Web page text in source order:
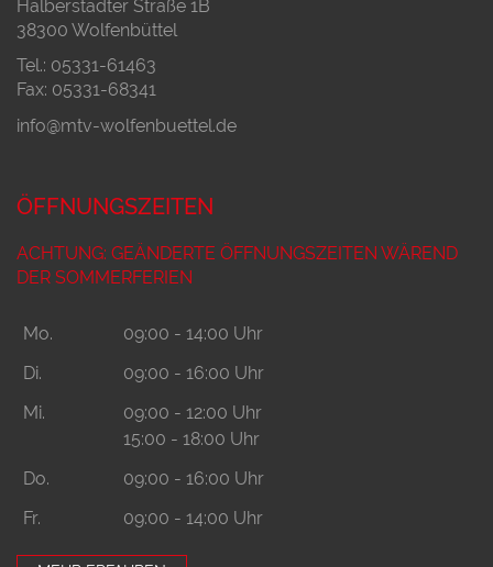
Halberstädter Straße 1B
38300 Wolfenbüttel
Tel.: 05331-61463
Fax: 05331-68341
info@mtv-wolfenbuettel.de
ÖFFNUNGSZEITEN
ACHTUNG: GEÄNDERTE ÖFFNUNGSZEITEN WÄREND
DER SOMMERFERIEN
Mo.
09:00 - 14:00 Uhr
Di.
09:00 - 16:00 Uhr
Mi.
09:00 - 12:00 Uhr
15:00 - 18:00 Uhr
Do.
09:00 - 16:00 Uhr
Fr.
09:00 - 14:00 Uhr